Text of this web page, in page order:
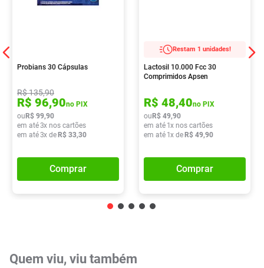
Probians 30 Cápsulas
R$135,90
R$ 96,90no PIX
ou R$ 99,90
em até3x nos cartões
em até3x de R$ 33,30
Comprar
Restam 1 unidades!
Lactosil 10.000 Fcc 30
Comprimidos Apsen
R$ 48,40no PIX
ou R$ 49,90
em até 1x nos cartões
em até 1x de R$ 49,90
Comprar
Quem viu, viu também